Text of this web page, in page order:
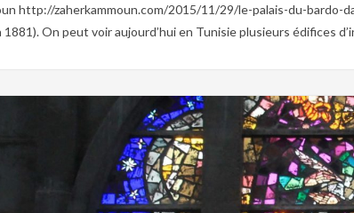
http://zaherkammoun.com/2015/11/29/le-palais-du-
1881). On peut voir aujourd’hui en Tunisie plusieurs édifices